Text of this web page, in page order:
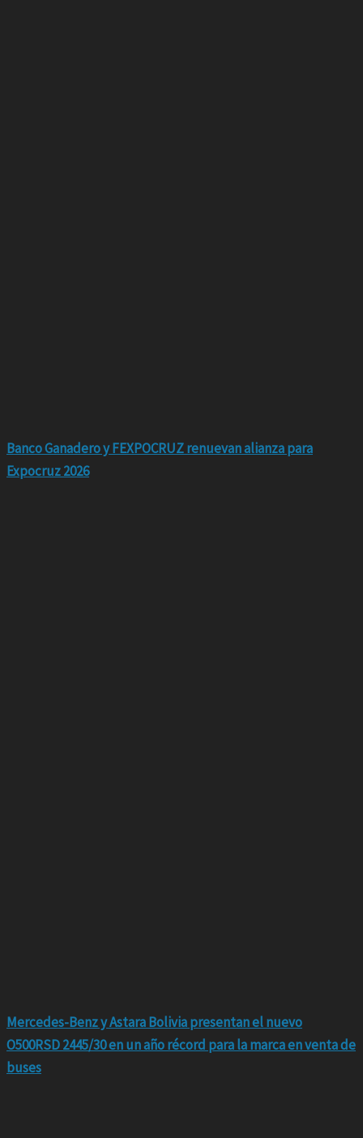
Banco Ganadero y FEXPOCRUZ renuevan alianza para
Expocruz 2026
Mercedes-Benz y Astara Bolivia presentan el nuevo
O500RSD 2445/30 en un año récord para la marca en venta de
buses